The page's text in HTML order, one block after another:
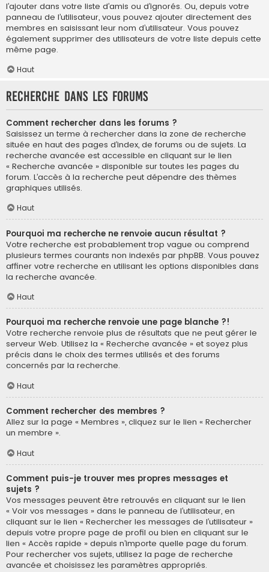
l’ajouter dans votre liste d’amis ou d’ignorés. Ou, depuis votre
panneau de l’utilisateur, vous pouvez ajouter directement des
membres en saisissant leur nom d’utilisateur. Vous pouvez
également supprimer des utilisateurs de votre liste depuis cette
même page.
Haut
Recherche dans les forums
Comment rechercher dans les forums ?
Saisissez un terme à rechercher dans la zone de recherche
située en haut des pages d’index, de forums ou de sujets. La
recherche avancée est accessible en cliquant sur le lien
« Recherche avancée » disponible sur toutes les pages du
forum. L’accès à la recherche peut dépendre des thèmes
graphiques utilisés.
Haut
Pourquoi ma recherche ne renvoie aucun résultat ?
Votre recherche est probablement trop vague ou comprend
plusieurs termes courants non indexés par phpBB. Vous pouvez
affiner votre recherche en utilisant les options disponibles dans
la recherche avancée.
Haut
Pourquoi ma recherche renvoie une page blanche ?!
Votre recherche renvoie plus de résultats que ne peut gérer le
serveur Web. Utilisez la « Recherche avancée » et soyez plus
précis dans le choix des termes utilisés et des forums
concernés par la recherche.
Haut
Comment rechercher des membres ?
Allez sur la page « Membres », cliquez sur le lien « Rechercher
un membre ».
Haut
Comment puis-je trouver mes propres messages et
sujets ?
Vos messages peuvent être retrouvés en cliquant sur le lien
« Voir vos messages » dans le panneau de l’utilisateur, en
cliquant sur le lien « Rechercher les messages de l’utilisateur »
depuis votre propre page de profil ou bien en cliquant sur le
lien « Accès rapide » depuis n’importe quelle page du forum.
Pour rechercher vos sujets, utilisez la page de recherche
avancée et choisissez les paramètres appropriés.